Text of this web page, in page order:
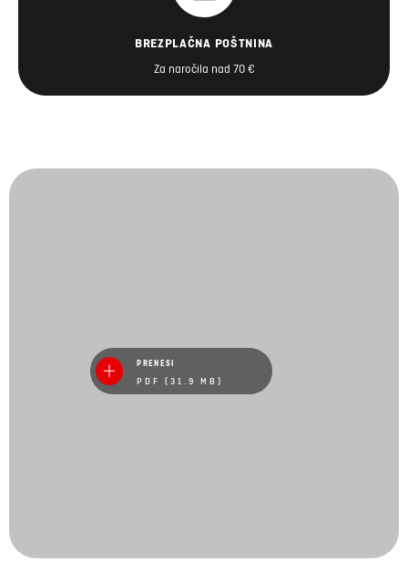
BREZPLAČNA POŠTNINA
Za naročila nad 70 €
PRENESI
PDF (31.9 MB)